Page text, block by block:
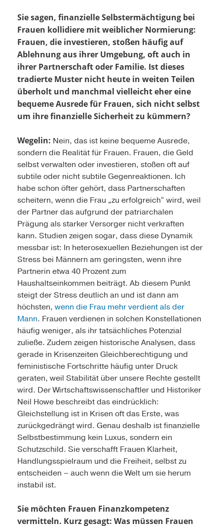
Sie sagen, finanzielle Selbstermächtigung bei
Frauen kollidiere mit weiblicher Normierung:
Frauen, die investieren, stoßen häufig auf
Ablehnung aus ihrer Umgebung, oft auch in
ihrer Partnerschaft oder Familie. Ist dieses
tradierte Muster nicht heute in weiten Teilen
überholt und manchmal vielleicht eher eine
bequeme Ausrede für Frauen, sich nicht selbst
um ihre finanzielle Sicherheit zu kümmern?
Wegelin: Nein, das ist keine bequeme Ausrede,
sondern die Realität für Frauen. Frauen, die Geld
selbst verwalten oder investieren, stoßen oft auf
subtile oder nicht subtile Gegenreaktionen. Ich
habe schon öfter gehört, dass Partnerschaften
scheitern, wenn die Frau „zu erfolgreich“ wird, weil
der Partner das aufgrund der patriarchalen
Prägung als starker Versorger nicht verkraften
kann. Studien zeigen sogar, dass diese Dynamik
messbar ist: In heterosexuellen Beziehungen ist der
Stress bei Männern am geringsten, wenn ihre
Partnerin etwa 40 Prozent zum
Haushaltseinkommen beiträgt. Ab diesem Punkt
steigt der Stress deutlich an und ist dann am
höchsten, wenn die Frau mehr verdient als der
Mann. Frauen verdienen in solchen Konstellationen
häufig weniger, als ihr tatsächliches Potenzial
zuließe. Zudem zeigen historische Analysen, dass
gerade in Krisenzeiten Gleichberechtigung und
feministische Fortschritte häufig unter Druck
geraten, weil Stabilität über unsere Rechte gestellt
wird. Der Wirtschaftswissenschaftler und Historiker
Neil Howe beschreibt das eindrücklich:
Gleichstellung ist in Krisen oft das Erste, was
zurückgedrängt wird. Genau deshalb ist finanzielle
Selbstbestimmung kein Luxus, sondern ein
Schutzschild. Sie verschafft Frauen Klarheit,
Handlungsspielraum und die Freiheit, selbst zu
entscheiden – auch wenn die Welt um sie herum
instabil ist.
Sie möchten Frauen Finanzkompetenz
vermitteln. Kurz gesagt: Was müssen Frauen